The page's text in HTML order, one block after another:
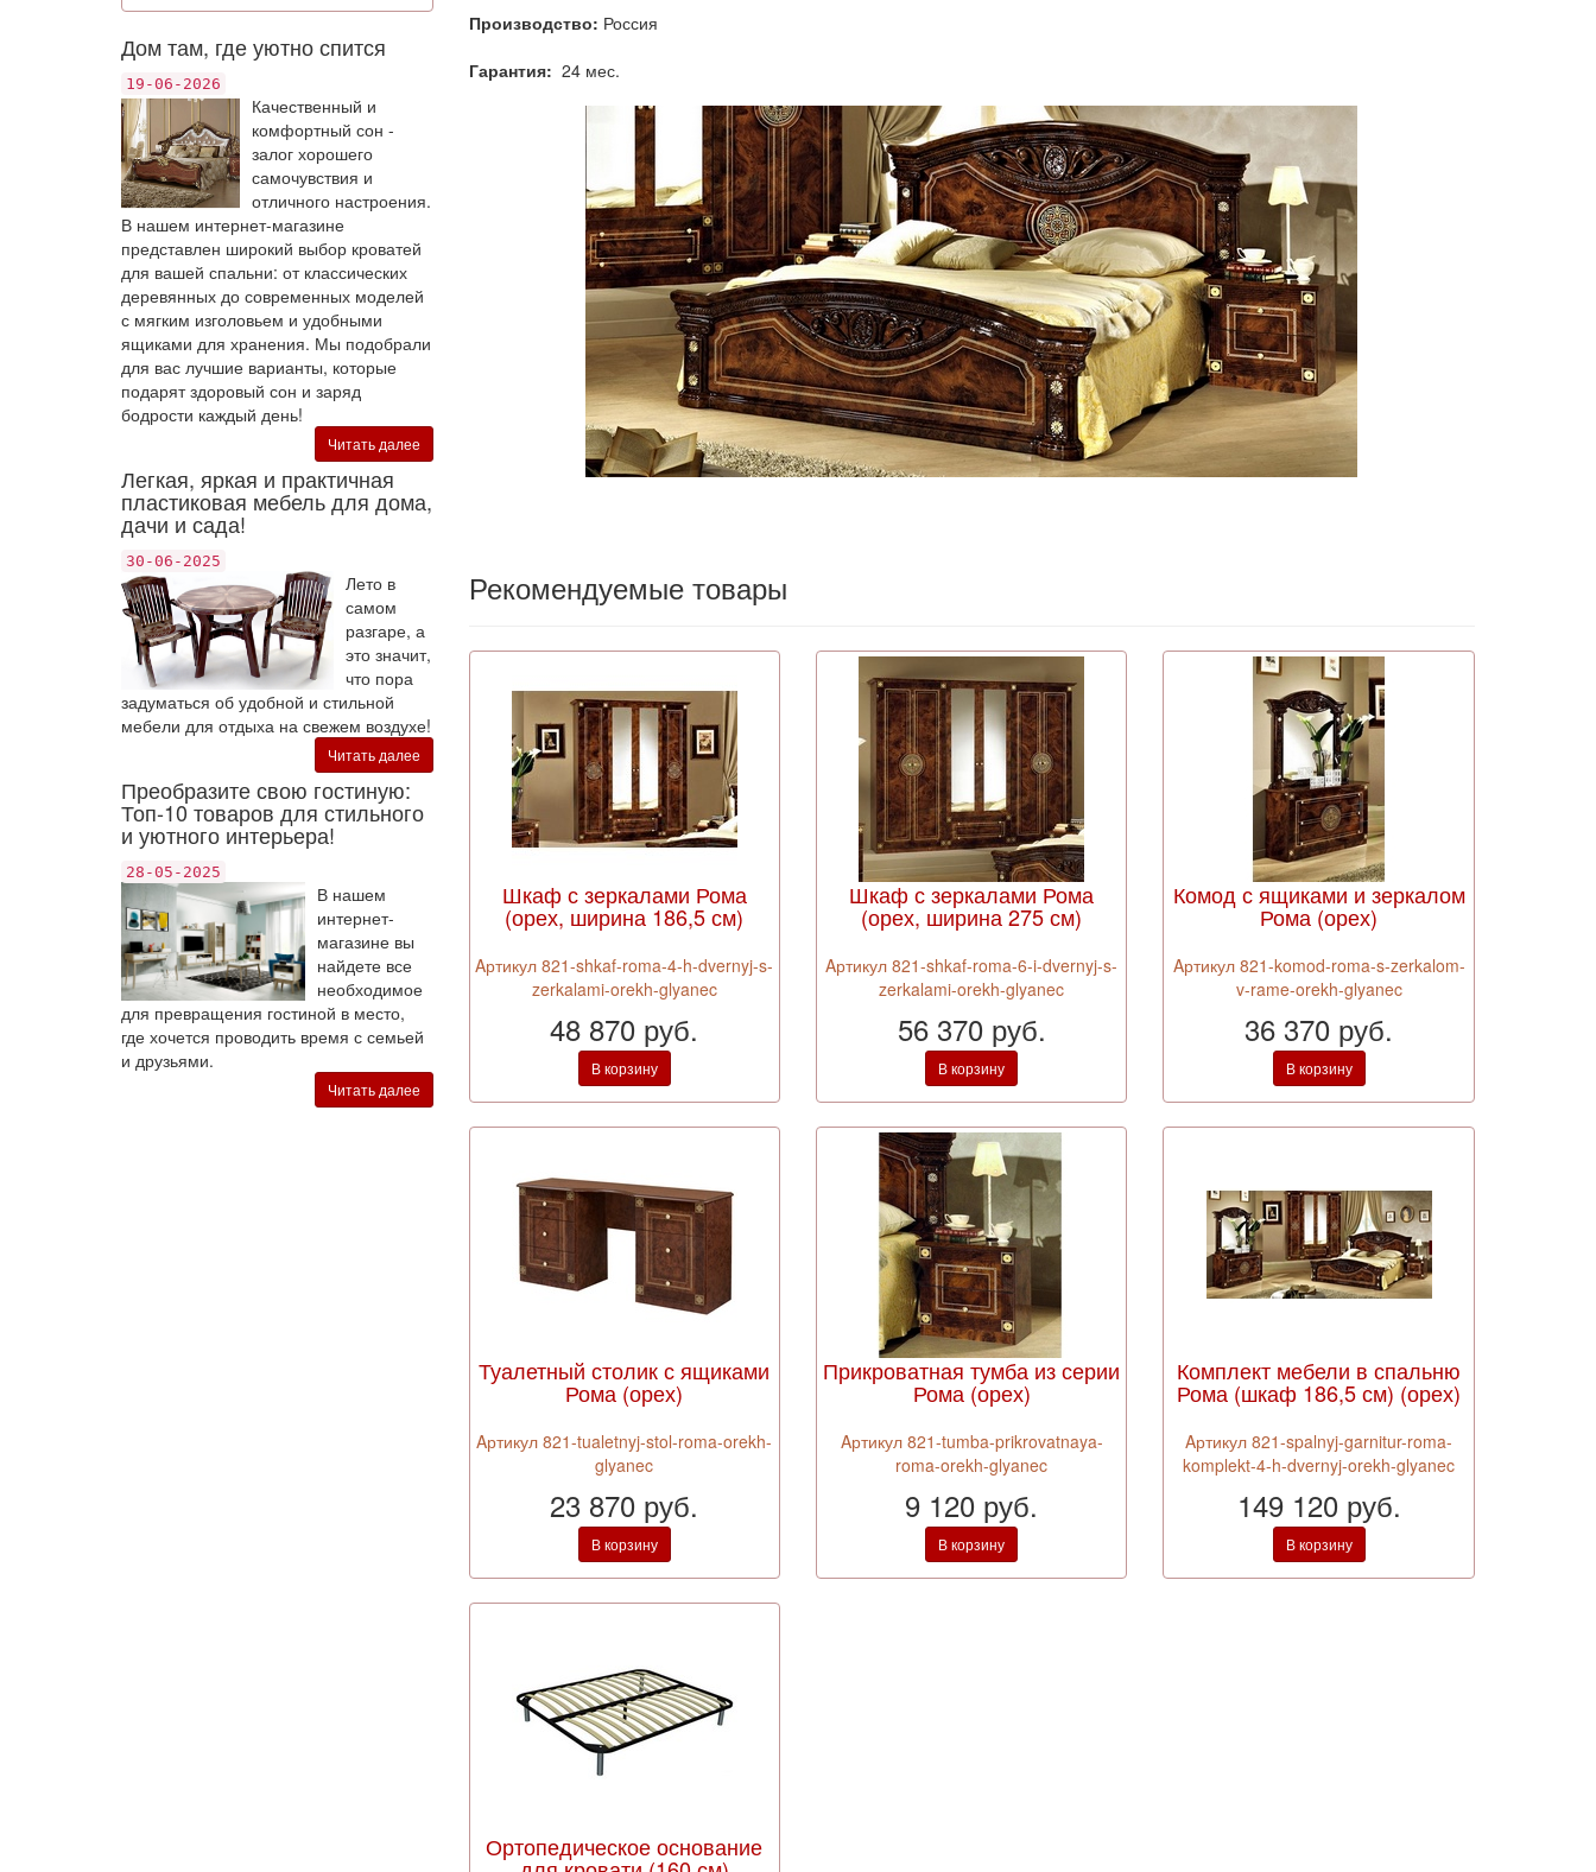
Дом там, где уютно спится
19-06-2026
Качественный и
комфортный сон -
залог хорошего
самочувствия и
отличного настроения.
В нашем интернет-магазине
представлен широкий выбор кроватей
для вашей спальни: от классических
деревянных до современных моделей
с мягким изголовьем и удобными
ящиками для хранения. Мы подобрали
для вас лучшие варианты, которые
подарят здоровый сон и заряд
бодрости каждый день!
Читать далее
Легкая, яркая и практичная
пластиковая мебель для дома,
дачи и сада!
30-06-2025
Лето в
самом
разгаре, а
это значит,
что пора
задуматься об удобной и стильной
мебели для отдыха на свежем воздухе!
Читать далее
Преобразите свою гостиную:
Топ-10 товаров для стильного
и уютного интерьера!
28-05-2025
В нашем
интернет-
магазине вы
найдете все
необходимое
для превращения гостиной в место,
где хочется проводить время с семьей
и друзьями.
Читать далее
Производство: Россия
Гарантия: 24 мес.
Рекомендуемые товары
Шкаф с зеркалами Рома
(орех, ширина 186,5 см)
Aртикул 821-shkaf-roma-4-h-dvernyj-s-
zerkalami-orekh-glyanec
48 870 руб.
В корзину
Шкаф с зеркалами Рома
(орех, ширина 275 см)
Aртикул 821-shkaf-roma-6-i-dvernyj-s-
zerkalami-orekh-glyanec
56 370 руб.
В корзину
Комод с ящиками и зеркалом
Рома (орех)
Aртикул 821-komod-roma-s-zerkalom-
v-rame-orekh-glyanec
36 370 руб.
В корзину
Туалетный столик с ящиками
Рома (орех)
Aртикул 821-tualetnyj-stol-roma-orekh-
glyanec
23 870 руб.
В корзину
Прикроватная тумба из серии
Рома (орех)
Aртикул 821-tumba-prikrovatnaya-
roma-orekh-glyanec
9 120 руб.
В корзину
Комплект мебели в спальню
Рома (шкаф 186,5 см) (орех)
Aртикул 821-spalnyj-garnitur-roma-
komplekt-4-h-dvernyj-orekh-glyanec
149 120 руб.
В корзину
Ортопедическое основание